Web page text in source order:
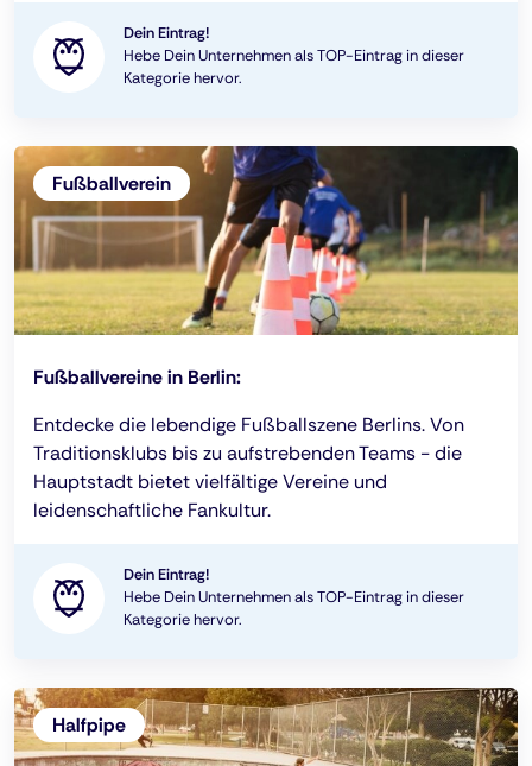
Dein Eintrag!
Hebe Dein Unternehmen als TOP-Eintrag in dieser
Kategorie hervor.
Fußballverein
Fußballvereine in Berlin:
Entdecke die lebendige Fußballszene Berlins. Von
Traditionsklubs bis zu aufstrebenden Teams - die
Hauptstadt bietet vielfältige Vereine und
leidenschaftliche Fankultur.
Dein Eintrag!
Hebe Dein Unternehmen als TOP-Eintrag in dieser
Kategorie hervor.
Halfpipe